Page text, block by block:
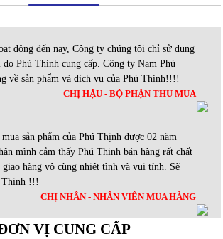
động đến nay, Công ty chúng tôi chỉ sử dụng
do Phú Thịnh cung cấp. Công ty Nam Phú
về sản phẩm và dịch vụ của Phú Thịnh!!!!
CHỊ HẬU - BỘ PHẬN THU MUA
sản phẩm của Phú Thịnh được 02 năm
mình cảm thấy Phú Thịnh bán hàng rất chất
hàng vô cùng nhiệt tình và vui tính. Sẽ
Thịnh !!!
CHỊ NHÂN - NHÂN VIÊN MUA HÀNG
VỊ CUNG CẤP